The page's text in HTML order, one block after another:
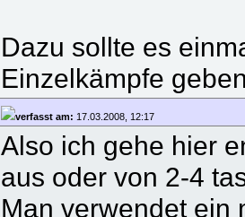
Dazu sollte es
Einzelkämpfe
verfasst am: 17.03.2008, 12:17
Also ich gehe hier
aus oder von 2-4
Man verwendet ein